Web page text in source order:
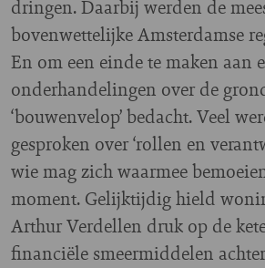
dringen. Daarbij werden de
bovenwettelijke Amsterdamse
En om een einde te maken aan
onderhandelingen over de
‘bouwenvelop’ bedacht. Veel
gesproken over ‘rollen en
wie mag zich waarmee
moment. Gelijktijdig hield
Arthur Verdellen druk op de
financiële smeermiddelen